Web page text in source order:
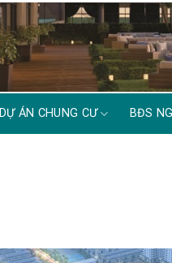
DỰ ÁN CHUNG CƯ BĐS